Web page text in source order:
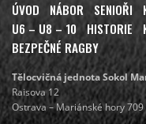
ÚVOD NÁBOR SENIOŘI
U6 – U8 – 10 HISTORIE
BEZPEČNÉ RAGBY
Tělocvičná jednota Sokol
Raisova 12
Ostrava – Mariánské hory 709